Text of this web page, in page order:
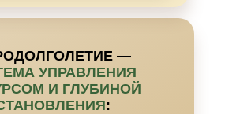
—
УПРАВЛЕНИЯ
И ГЛУБИНОЙ
: